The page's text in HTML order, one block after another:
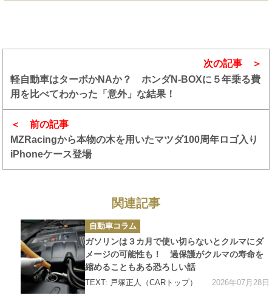
前の記事
MZRacingから本物の木を用いたマツダ100周年ロゴ入り
iPhoneケース登場
次の記事
軽自動車はターボかNAか？ ホンダN-BOXに５年乗る費
用を比べてわかった「意外」な結果！
関連記事
カ
テ
ゴ
リ
ー
自動車コラム
ガソリンは３カ月で使い切らないとクルマにダ
メージの可能性も！ 過保護がクルマの寿命を
縮めることもある恐ろしい話
TEXT: 戸塚正人（CARトップ） 2026年07月28日